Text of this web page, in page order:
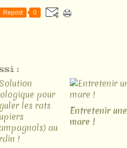
Repost 0
:
Entretenir une
mare !